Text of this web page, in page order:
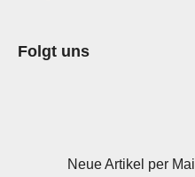
Folgt uns
Neue Artikel per Mail